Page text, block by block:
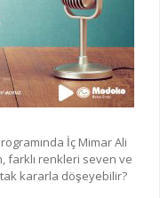
İç Mimar Ali
farklı renkleri seven ve
kararla döşeyebilir?